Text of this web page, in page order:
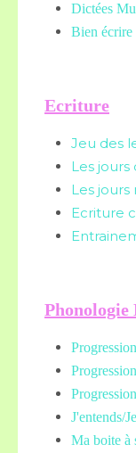
Dictées
Bien écrire
Ecriture
Jeu des
Les jours
Les
Ecriture
Phonologie
J'entends/
Ma boite à